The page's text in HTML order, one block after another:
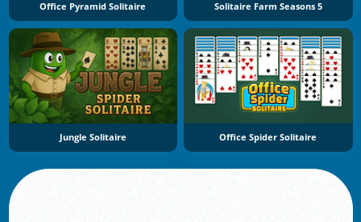
Office Pyramid Solitaire Solitaire Farm Seasons 5
Jungle Solitaire Office Spider Solitaire